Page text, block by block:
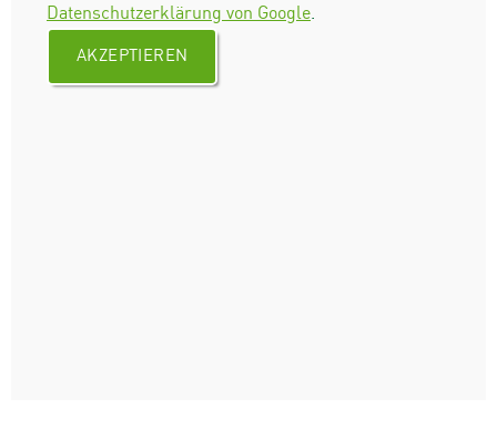
Datenschutzerklärung von Google.
AKZEPTIEREN